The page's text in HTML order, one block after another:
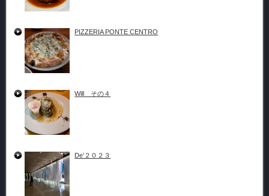
PIZZERIA PONTE CENTRO
Will その４
De’２０２３